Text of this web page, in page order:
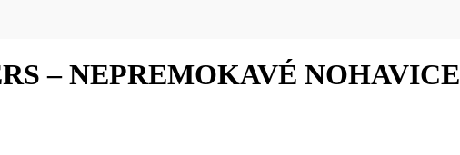
– NEPREMOKAVÉ NOHAVICE